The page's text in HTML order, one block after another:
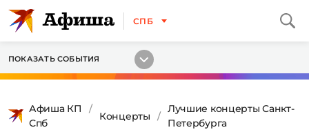
СПБ
ПОКАЗАТЬ СОБЫТИЯ
Афиша КП
Спб
Концерты
Лучшие концерты Санкт-
Петербурга